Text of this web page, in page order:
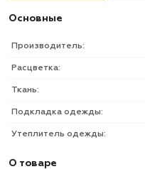
Основные
Производитель:
Расцветка:
Ткань:
Подкладка одежды:
Утеплитель одежды:
О товаре